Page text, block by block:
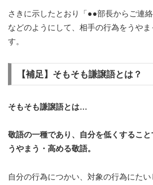
さきに示したとおり「●●部長からご連絡
などのようにして、相手の行為をうや
す。
【補足】そもそも謙譲語とは？
そもそも謙譲語とは…
敬語の一種であり、自分を低くすること
うやまう・高める敬語。
自分の行為につかい、対象の行為にた